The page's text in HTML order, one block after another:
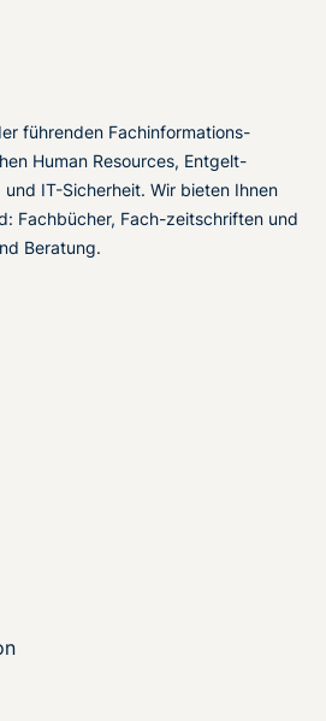
führenden Fachinformations-
Human Resources, Entgelt-
IT-Sicherheit. Wir bieten Ihnen
Fachbücher, Fach-zeitschriften und
Beratung.